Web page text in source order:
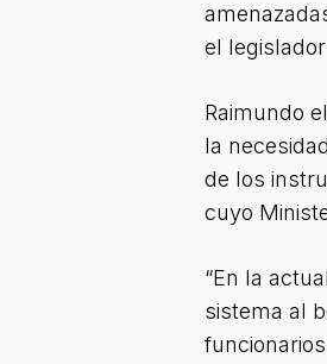
el
Raimundo
la
de los
cuyo
“En la
sistema al